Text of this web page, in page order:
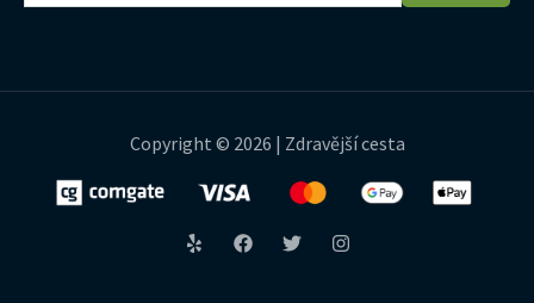
Copyright © 2026 | Zdravější cesta